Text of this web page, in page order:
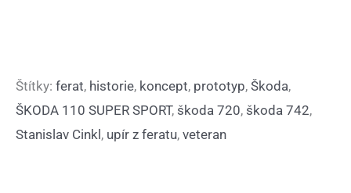
Štítky: ferat, historie, koncept, prototyp, Škoda,
ŠKODA 110 SUPER SPORT, škoda 720, škoda 742,
Stanislav Cinkl , upír z feratu, veteran